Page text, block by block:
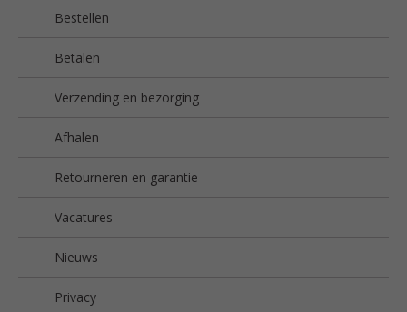
Bestellen
Betalen
Verzending en bezorging
Afhalen
Retourneren en garantie
Vacatures
Nieuws
Privacy